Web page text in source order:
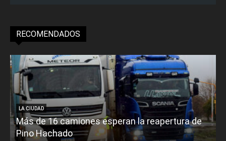
RECOMENDADOS
LA CIUDAD
Más de 16 camiones esperan la reapertura de
Pino Hachado